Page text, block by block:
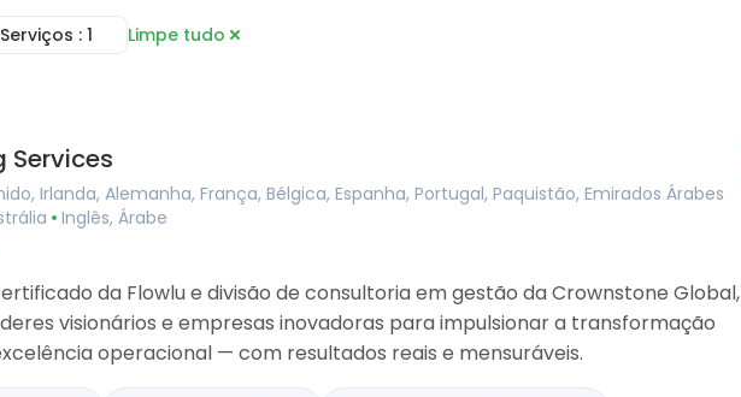
Documentos
Colaboração
do Cliente
Tracker
Serviços : 1
Automação de Fluxo de Trabalho
Treinamento e Integração
Serviços de Integração
Migração de Dados
Limpe tudo
Services
Irlanda, Alemanha, França, Bélgica, Espanha, Portugal, Paquistão, Emirados Árabes
Inglês, Árabe
da Flowlu e divisão de consultoria em gestão da Crownstone Global,
visionários e empresas inovadoras para impulsionar a transformação
operacional — com resultados reais e mensuráveis.